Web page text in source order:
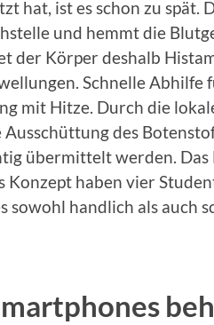
hat, ist es schon zu spät.
und hemmt die
der Körper deshalb
Schnelle Abhilfe
mit Hitze. Durch die
des
übermittelt werden. Das
Konzept haben vier
handlich als auch